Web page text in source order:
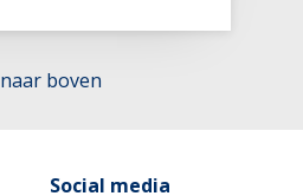
naar boven
Social media